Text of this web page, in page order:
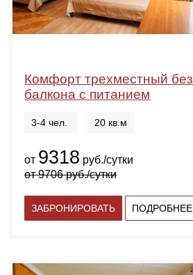
Комфорт трехместный без
балкона с питанием
3-4 чел. 20 кв.м
от 9318 руб./сутки
от9706руб./сутки
ЗАБРОНИРОВАТЬ ПОДРОБНЕЕ